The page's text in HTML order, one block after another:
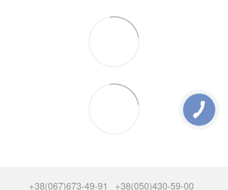
+38(067)673-49-91 +38(050)430-59-00